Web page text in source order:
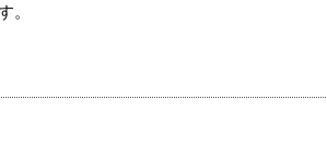
。